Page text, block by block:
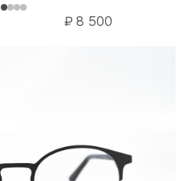
₽8 500